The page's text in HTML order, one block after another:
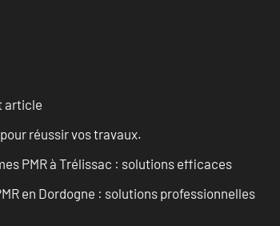
article
réussir vos travaux.
PMR à Trélissac : solutions efficaces
en Dordogne : solutions professionnelles